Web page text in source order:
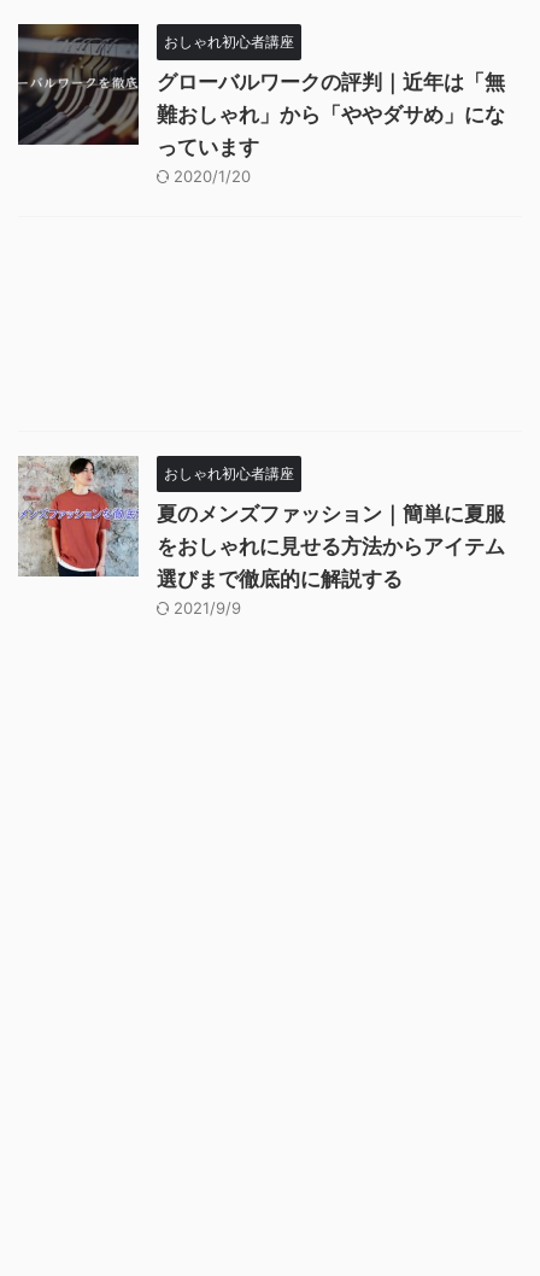
おしゃれ初心者講座
グローバルワークの評判｜近年は「無
難おしゃれ」から「ややダサめ」にな
っています
2020/1/20
おしゃれ初心者講座
夏のメンズファッション｜簡単に夏服
をおしゃれに見せる方法からアイテム
選びまで徹底的に解説する
2021/9/9